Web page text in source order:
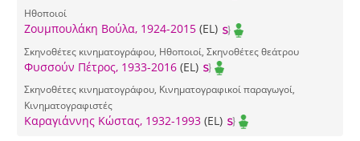
Ηθοποιοί
Ζουμπουλάκη Βούλα, 1924-2015 (EL)
Σκηνοθέτες κινηματογράφου, Ηθοποιοί, Σκηνοθέτες θεάτρου
Φυσσούν Πέτρος, 1933-2016 (EL)
Σκηνοθέτες κινηματογράφου, Κινηματογραφικοί παραγωγοί,
Κινηματογραφιστές
Καραγιάννης Κώστας, 1932-1993 (EL)